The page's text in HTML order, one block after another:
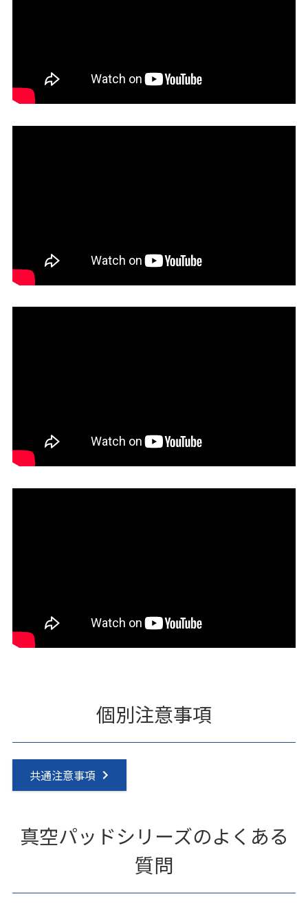
個別注意事項
共通注意事項
真空パッドシリーズのよくある
質問